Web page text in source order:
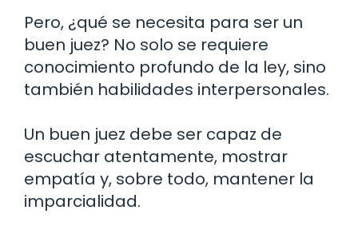
Pero, ¿qué se necesita para ser un
buen juez? No solo se requiere
conocimiento profundo de la ley, sino
también habilidades interpersonales.
Un buen juez debe ser capaz de
escuchar atentamente, mostrar
empatía y, sobre todo, mantener la
imparcialidad.